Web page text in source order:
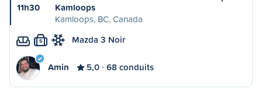
11h30
Kamloops
Kamloops, BC, Canada
S Mazda 3 Noir
Amin 5,0 68 conduits